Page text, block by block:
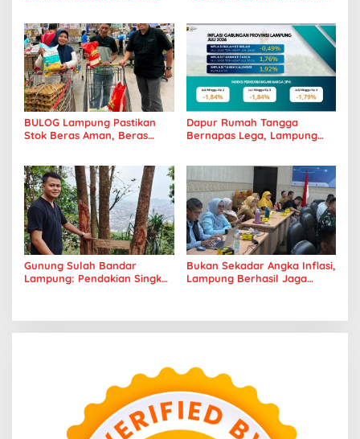
BULOG Lampung Pastikan
Stok Beras Aman, Beras
Dapur Rumah Tangga
Bernapas Lega, Lampung
Gunung Sulah Bandar
Lampung: Pendakian Singkat
Bukan Sekadar Angka Inflasi,
Lampung Berhasil Jaga